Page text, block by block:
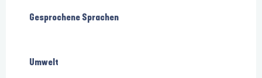
Gesprochene Sprachen
Gesprochene Sprachen
Umwelt
Umwelt